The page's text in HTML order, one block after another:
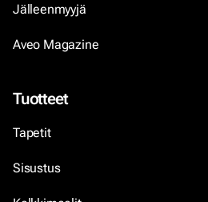
Jälleenmyyjä
Aveo Magazine
Tuotteet
Tapetit
Sisustus